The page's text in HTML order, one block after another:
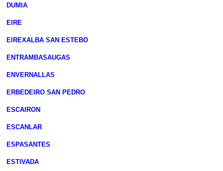
DUMIA
EIRE
EIREXALBA SAN ESTEBO
ENTRAMBASAUGAS
ENVERNALLAS
ERBEDEIRO SAN PEDRO
ESCAIRON
ESCANLAR
ESPASANTES
ESTIVADA